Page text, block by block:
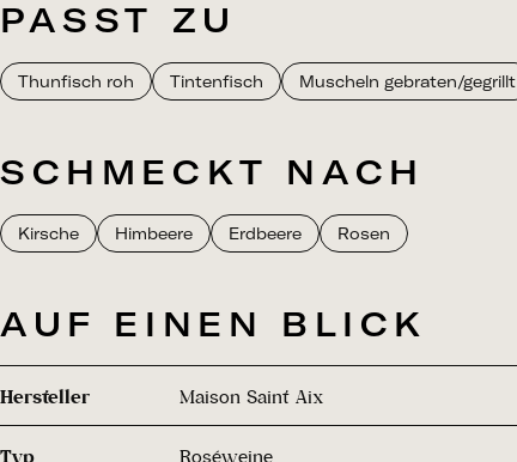
PASST ZU
Thunfisch roh Tintenfisch Muscheln gebraten/gegrillt
SCHMECKT NACH
Kirsche Himbeere Erdbeere Rosen
AUF EINEN BLICK
Hersteller Maison Saint Aix
Typ Roséweine